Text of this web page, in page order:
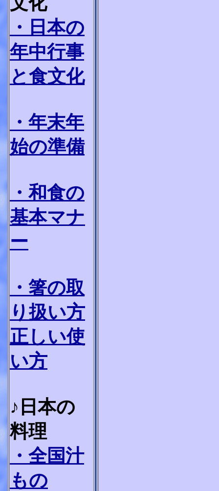
・日本の
年中行事
と食文化
・年末年
始の準備
・和食の
基本マナ
ー
・箸の取
り扱い方
正しい使
い方
♪日本の
料理
・全国汁
もの